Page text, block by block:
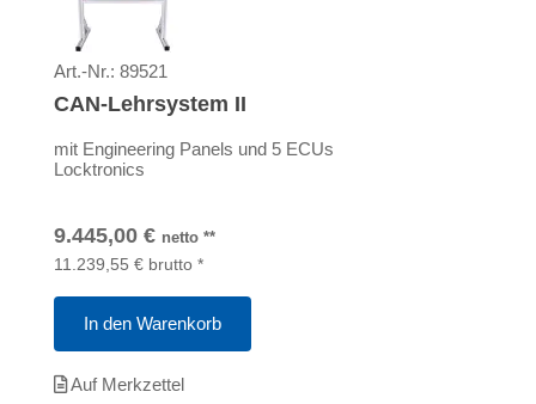
Art.-Nr.: 89521
CAN-Lehrsystem II
mit Engineering Panels und 5 ECUs
Locktronics
9.445,00 € netto **
11.239,55 € brutto *
In den Warenkorb
Auf Merkzettel